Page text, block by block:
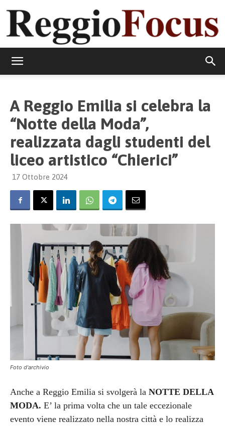
A Reggio Emilia si celebra la
“Notte della Moda”,
realizzata dagli studenti del
liceo artistico “Chierici”
17 Ottobre 2024
Foto d'archivio
Anche a Reggio Emilia si svolgerà la NOTTE DELLA
MODA. E’ la prima volta che un tale eccezionale
evento viene realizzato nella nostra città e lo realizza